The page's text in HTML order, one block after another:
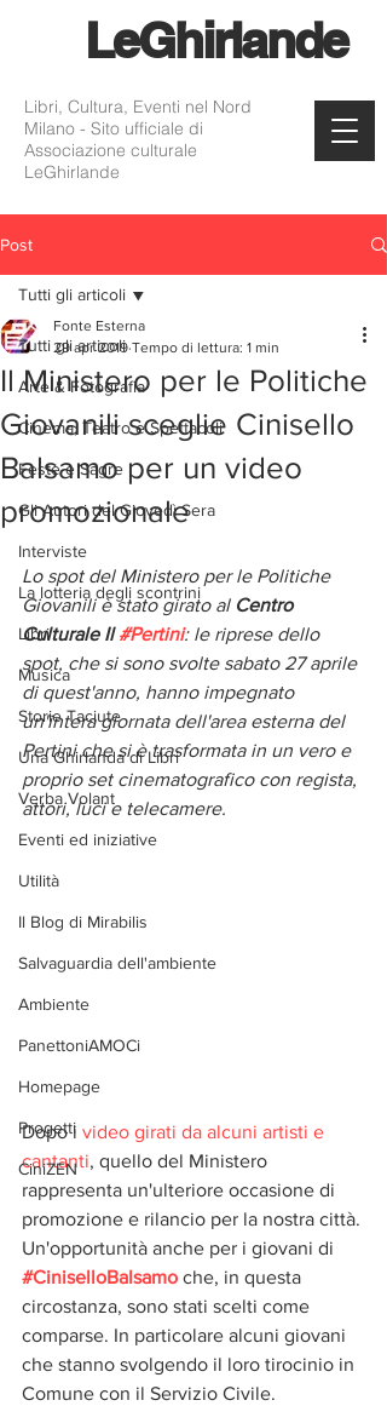
LeGhirlande
Libri, Cultura, Eventi nel Nord
Milano - Sito ufficiale di
Associazione culturale
LeGhirlande
Post
Tutti gli articoli
Arte & Fotografia
Cinema, Teatro e Spettacoli
Feste e Sagre
Gli Autori del Giovedì Sera
Interviste
La lotteria degli scontrini
Libri
Musica
Storie Taciute
Una Ghirlanda di Libri
Verba Volant
Eventi ed iniziative
Utilità
Il Blog di Mirabilis
Salvaguardia dell'ambiente
Ambiente
PanettoniAMOCi
Homepage
Progetti
CiniZEN
Tutti gli articoli
Il Ministero per le Politiche
Giovanili sceglie Cinisello
Balsamo per un video
promozionale
Fonte Esterna
29 apr 2019 Tempo di lettura: 1 min
Lo spot del Ministero per le Politiche
Giovanili è stato girato al Centro
Culturale Il #Pertini: le riprese dello
spot, che si sono svolte sabato 27 aprile
di quest'anno, hanno impegnato
un'intera giornata dell'area esterna del
Pertini che si è trasformata in un vero e
proprio set cinematografico con regista,
attori, luci e telecamere.
Dopo i video girati da alcuni artisti e
cantanti, quello del Ministero
rappresenta un'ulteriore occasione di
promozione e rilancio per la nostra città.
Un'opportunità anche per i giovani di
#CiniselloBalsamo che, in questa
circostanza, sono stati scelti come
comparse. In particolare alcuni giovani
che stanno svolgendo il loro tirocinio in
Comune con il Servizio Civile.